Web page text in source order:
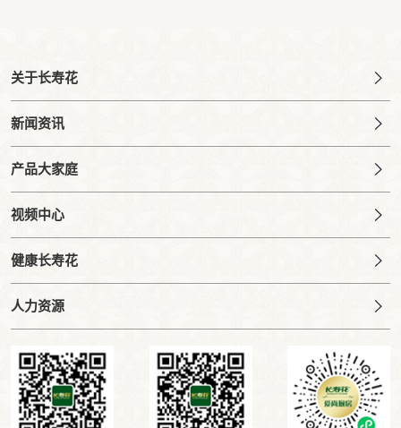
关于长寿花
新闻资讯
产品大家庭
视频中心
健康长寿花
人力资源